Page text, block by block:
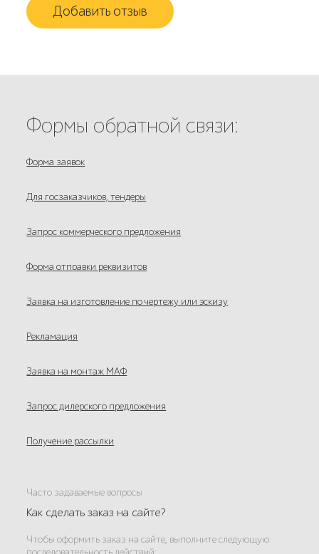
Добавить отзыв
Формы обратной связи:
Форма заявок
Для госзаказчиков, тендеры
Запрос коммерческого предложения
Форма отправки реквизитов
Заявка на изготовление по чертежу или эскизу
Рекламация
Заявка на монтаж МАФ
Запрос дилерского предложения
Получение рассылки
Часто задаваемые вопросы
Как сделать заказ на сайте?
Чтобы оформить заказ на сайте, выполните следующую